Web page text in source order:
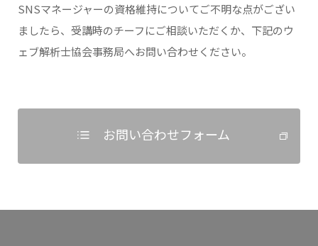
SNSマネージャーの資格維持についてご不明な点がござい
ましたら、受講時のチーフにご相談いただくか、下記のウ
ェブ解析士協会事務局へお問い合わせください。
お問い合わせフォーム